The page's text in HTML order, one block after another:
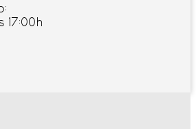
17:00h